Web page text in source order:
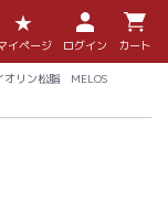
イページ ログイン カート
オリン松脂 MELOS